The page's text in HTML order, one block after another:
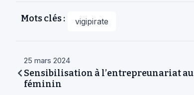
Mots clés : vigipirate
25 mars 2024
Sensibilisation à l’entrepreunariat au
féminin